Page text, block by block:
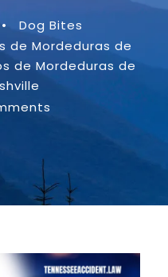
•
Dog Bites
de Mordeduras de
de Mordeduras de